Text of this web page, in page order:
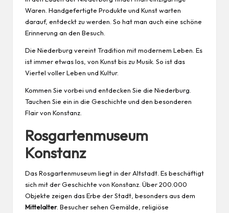
Waren. Handgefertigte Produkte und Kunst warten
darauf, entdeckt zu werden. So hat man auch eine schöne
Erinnerung an den Besuch.
Die Niederburg vereint Tradition mit modernem Leben. Es
ist immer etwas los, von Kunst bis zu Musik. So ist das
Viertel voller Leben und Kultur.
Kommen Sie vorbei und entdecken Sie die Niederburg.
Tauchen Sie ein in die Geschichte und den besonderen
Flair von Konstanz.
Rosgartenmuseum
Konstanz
Das Rosgartenmuseum liegt in der Altstadt. Es beschäftigt
sich mit der Geschichte von Konstanz. Über 200.000
Objekte zeigen das Erbe der Stadt, besonders aus dem
Mittelalter. Besucher sehen Gemälde, religiöse